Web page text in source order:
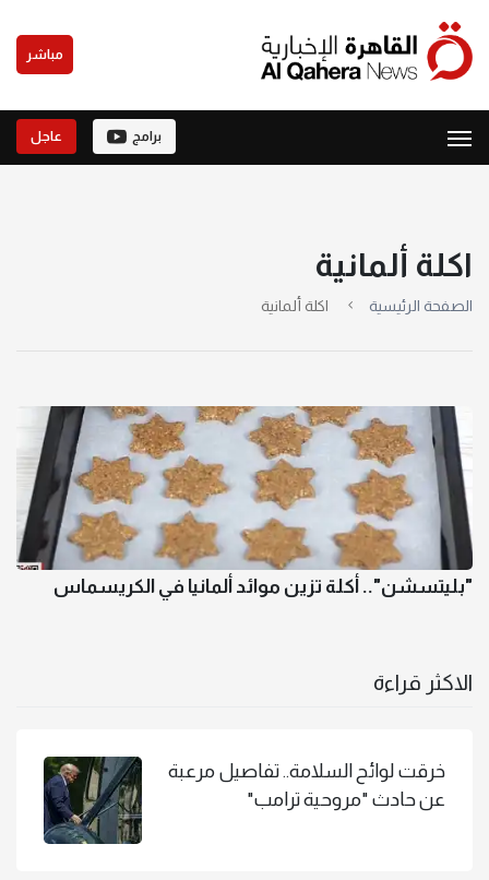
مباشر
برامج عاجل
اكلة ألمانية
الصفحة الرئيسية اكلة ألمانية
"بليتسشن".. أكلة تزين موائد ألمانيا في الكريسماس
الاكثر قراءة
خرقت لوائح السلامة.. تفاصيل مرعبة
عن حادث "مروحية ترامب"